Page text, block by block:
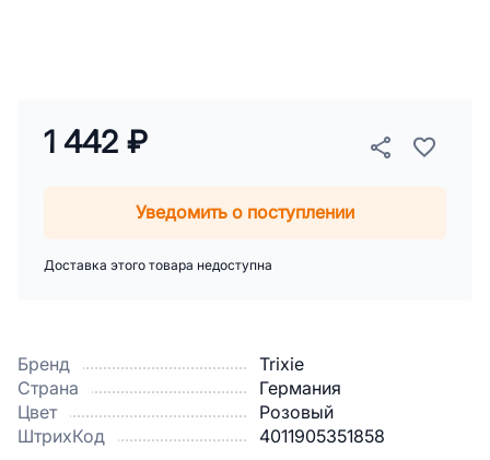
Бренд
Trixie
Страна
Германия
Цвет
Розовый
ШтрихКод
4011905351858
1 442 ₽
Уведомить о поступлении
Доставка этого товара недоступна